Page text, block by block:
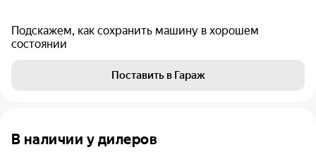
Подскажем, как сохранить машину в хорошем
состоянии
Поставить в Гараж
В наличии у дилеров